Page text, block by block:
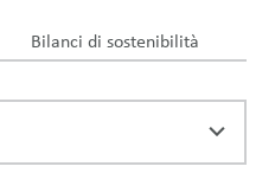
Bilanci di sostenibilità